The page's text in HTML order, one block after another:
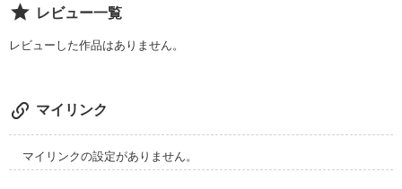
Start　2026.3.1～
個性バラバラのイケメンアイドル5人と同居生活、いったいど
うなるの―――っ！？
作品を読む
イケメンだけど意地悪なドS弟
×
美少女だけど冷酷で口悪な妹
※noichigoマンスリーチャレンジ応募のため、内容を一部改編
自然が好きなふわふわ系女子
×
喧嘩に明け暮れる不良男子
白岩望　(しらいわ のぞむ)
レビュー一覧
レビューした作品はありません。
マイリンク
マイリンクの設定がありません。